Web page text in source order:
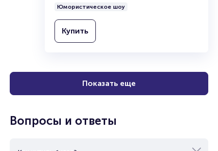
Юмористическое шоу
Купить
Показать еще
Вопросы и ответы